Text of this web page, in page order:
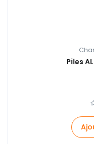
Piles